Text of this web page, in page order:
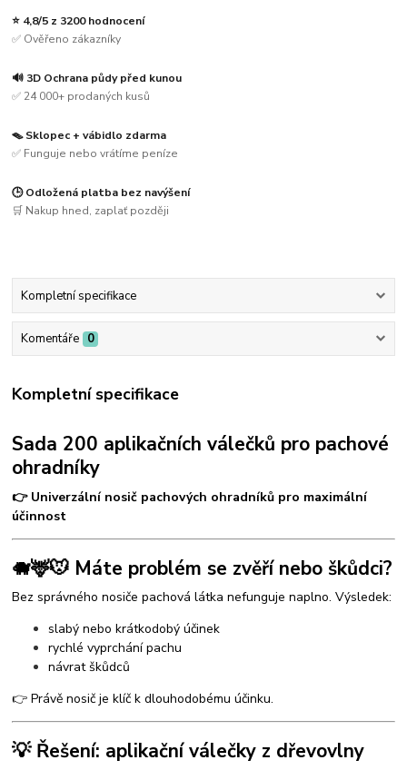
⭐ 4,8/5 z 3200 hodnocení
✅ Ověřeno zákazníky
🔊 3D Ochrana půdy před kunou
✅ 24 000+ prodaných kusů
🪤 Sklopec + vábidlo zdarma
✅ Funguje nebo vrátíme peníze
🕒 Odložená platba bez navýšení
🛒 Nakup hned, zaplať později
Kompletní specifikace
Komentáře 0
Kompletní specifikace
Sada 200 aplikačních válečků pro pachové
ohradníky
👉 Univerzální nosič pachových ohradníků pro maximální
účinnost
🐗🦌🐭 Máte problém se zvěří nebo škůdci?
Bez správného nosiče pachová látka nefunguje naplno. Výsledek:
slabý nebo krátkodobý účinek
rychlé vyprchání pachu
návrat škůdců
👉 Právě nosič je klíč k dlouhodobému účinku.
💡 Řešení: aplikační válečky z dřevovlny